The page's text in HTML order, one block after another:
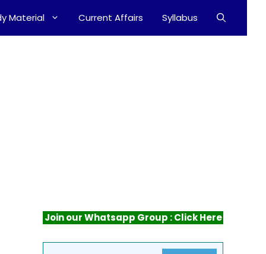
Material Current Affairs Syllabus
Join our Whatsapp Group : Click Here